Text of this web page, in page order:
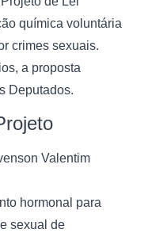
química voluntária
crimes sexuais.
a proposta
Deputados.
Valentim
hormonal para
sexual de